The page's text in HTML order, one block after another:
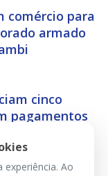
comércio para
armado
cinco
pagamentos
Ao